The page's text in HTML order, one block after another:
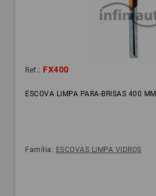
Ref.: FX400
ESCOVA LIMPA PARA-BRISAS 400 MM
Família: ESCOVAS LIMPA VIDROS